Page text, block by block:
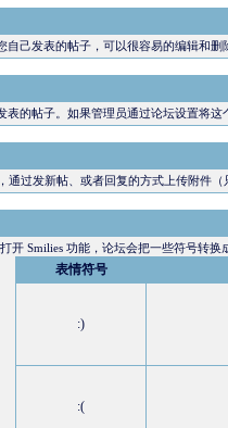
己发表的帖子，可以很容易的编辑和
的帖子。如果管理员通过论坛设置将这
过发新帖、或者回复的方式上传附件
Smilies 功能，论坛会把一些符号转
表情符号
:)
:(